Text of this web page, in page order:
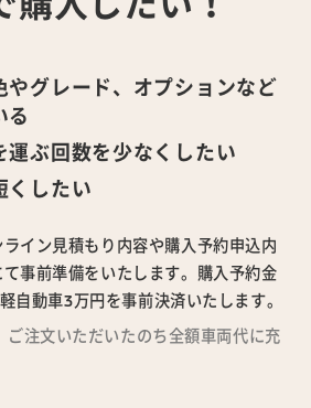
やグレード、オプションなど
る
運ぶ回数を少なくしたい
くしたい
イン見積もり内容や購入予約申込内
事前準備をいたします。購入予約金
自動車3万円を事前決済いたします。
ご注文いただいたのち全額車両代に充